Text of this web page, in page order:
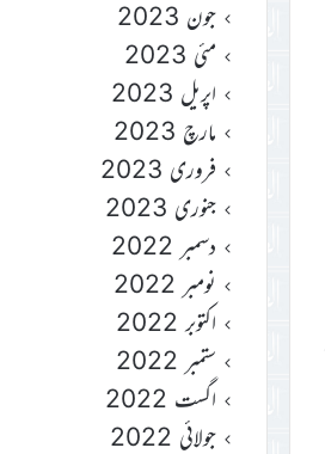
جون 2023
مئی 2023
اپریل 2023
مارچ 2023
فروری 2023
جنوری 2023
دسمبر 2022
نومبر 2022
اکتوبر 2022
ستمبر 2022
اگست 2022
جولائی 2022